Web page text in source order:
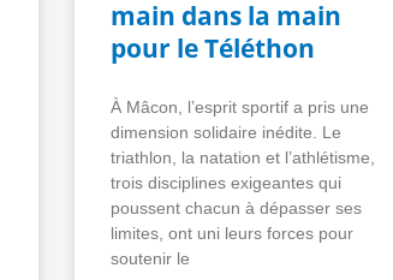
main dans la main
pour le Téléthon
À Mâcon, l’esprit sportif a pris une
dimension solidaire inédite. Le
triathlon, la natation et l’athlétisme,
trois disciplines exigeantes qui
poussent chacun à dépasser ses
limites, ont uni leurs forces pour
soutenir le